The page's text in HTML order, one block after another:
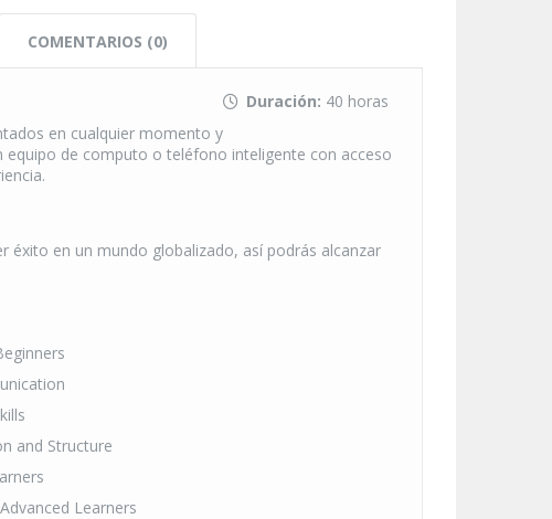
COMENTARIOS (0)
Duración: 40 horas
en cualquier momento y
equipo de computo o teléfono inteligente con acceso
éxito en un mundo globalizado, así podrás alcanzar
and Structure
Learners